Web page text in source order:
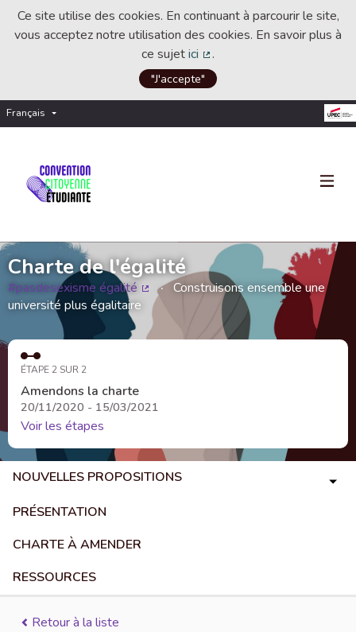
Ce site utilise des cookies. En continuant à parcourir le site,
vous acceptez notre utilisation des cookies. En savoir plus à
ce sujetici
(Lien externe)
.
"J'accepte"
Français Choisir la langue
Charte de l'égalité
#pasdesexisme égalité
(Lien externe)
Construisons ensemble une
université plus égalitaire
ÉTAPE 2 SUR 2
Amendons la charte
20/11/2020 - 15/03/2021
Voir les étapes
NOUVELLES PROPOSITIONS
PRÉSENTATION
CHARTE À AMENDER
RESSOURCES
Retour à la liste